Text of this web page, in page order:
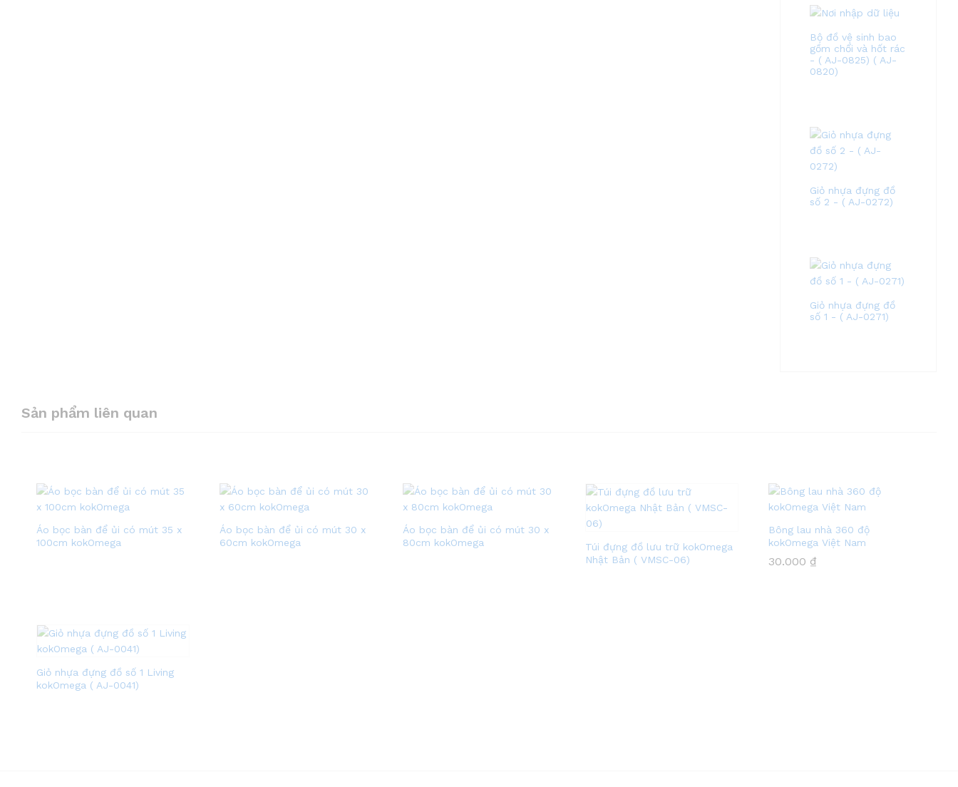
Bộ đồ vệ sinh bao
gồm chổi và hốt rác
- ( AJ-0825) ( AJ-
0820)
Giỏ nhựa đựng đồ
số 2 - ( AJ-0272)
Giỏ nhựa đựng đồ
số 1 - ( AJ-0271)
Sản phẩm liên quan
Áo bọc bàn để ủi có mút 35 x
100cm kokOmega
Áo bọc bàn để ủi có mút 30 x
60cm kokOmega
Áo bọc bàn để ủi có mút 30 x
80cm kokOmega
Túi đựng đồ lưu trữ kokOmega
Nhật Bản ( VMSC-06)
Bông lau nhà 360 độ
kokOmega Việt Nam
30.000 ₫
Giỏ nhựa đựng đồ số 1 Living
kokOmega ( AJ-0041)